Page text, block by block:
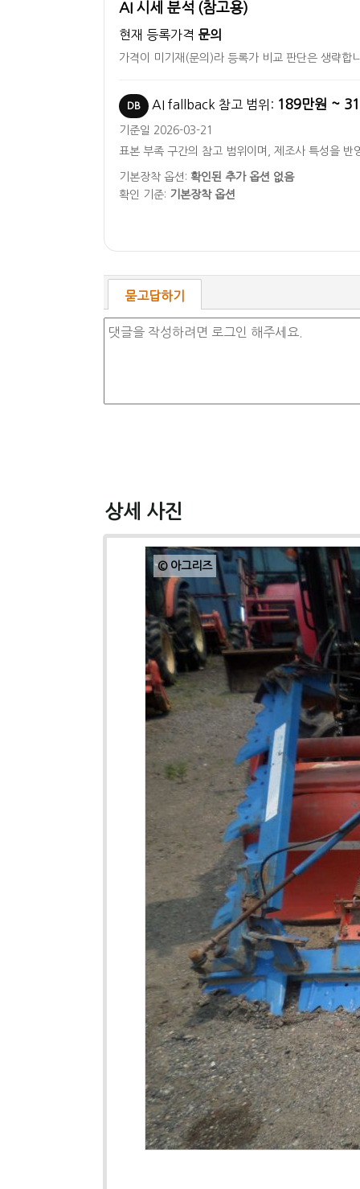
AI 시세 분석 (참고용)
현재 등록가격 문의
가격이 미기재(문의)라 등록가 비교 판단은 생략합
DB AI fallback 참고 범위: 189만원 ~
기준일 2026-03-21
표본 부족 구간의 참고 범위이며, 제조사 특성을 반
기본장착 옵션: 확인된 추가 옵션 없음
확인 기준: 기본장착 옵션
묻고답하기
상세 사진
© 아그리즈